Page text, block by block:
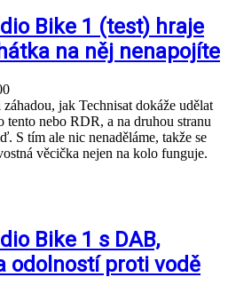
Bike 1 (test) hraje
na něj nenapojíte
jak Technisat dokáže udělat
tento nebo RDR, a na druhou stranu
S tím ale nic nenaděláme, takže se
věcička nejen na kolo funguje.
Bike 1 s DAB,
odolností proti vodě